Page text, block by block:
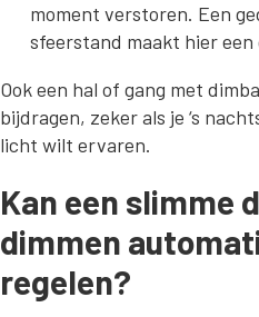
moment verstoren. Een
sfeerstand maakt hier
Ook een hal of gang met
bijdragen, zeker als je ‘s
licht wilt ervaren.
Kan een slimme
dimmen
regelen?